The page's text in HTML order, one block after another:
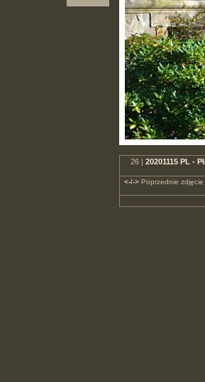
26 | 20201115 PL -
<-/->Poprzednie zdjęcie